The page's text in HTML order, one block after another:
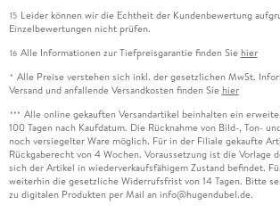
15 Leider können wir die Echtheit der Kundenbewertung
Einzelbewertungen nicht prüfen.
16 Alle Informationen zur Tiefpreisgarantie finden Sie hier
* Alle Preise verstehen sich inkl. der gesetzlichen MwSt.
Versand und anfallende Versandkosten finden Sie hier
*** Alle online gekauften Versandartikel beinhalten ein
100 Tagen nach Kaufdatum. Die Rücknahme von Bild-, Ton-
noch versiegelter Ware möglich. Für in der Filiale gekaufte
Rückgaberecht von 4 Wochen. Voraussetzung ist die Vorlage
sich der Artikel in wiederverkaufsfähigem Zustand befindet.
weiterhin die gesetzliche Widerrufsfrist von 14 Tagen. Bitte
zu digitalen Produkten per Mail an info@hugendubel.de.